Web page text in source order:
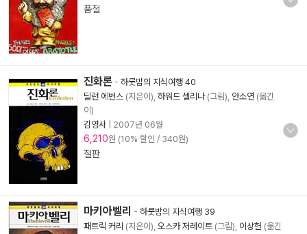
품절
진화론 - 하룻밤의 지식여행 40
딜런 에번스 (지은이), 하워드 셀리나(그림), 안소연 (옮긴
이)
김영사
2007년 06월
6,210원 (10% 할인 / 340원)
절판
마키아벨리 - 하룻밤의 지식여행 39
패트릭 커리 (지은이), 오스카 저레이트 (그림), 이상헌 (옮긴